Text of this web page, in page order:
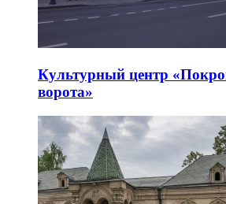
Культурный центр
ворота»